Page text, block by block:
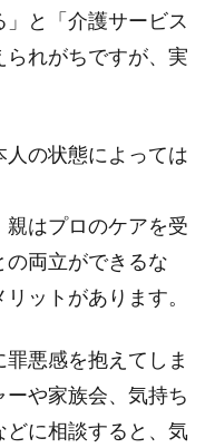
と「介護サービス
れがちですが、実
人の状態によっては
はプロのケアを受
の両立ができるな
ットがあります。
悪感を抱えてしま
や家族会、気持ち
どに相談すると、気